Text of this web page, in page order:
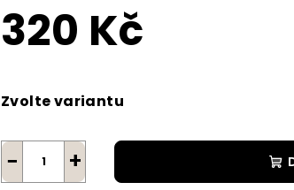
320 Kč
cena:
Zvolte variantu
+
−